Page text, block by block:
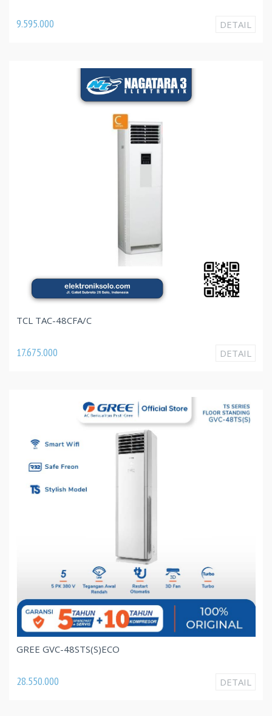
9.595.000 DETAIL
TCL TAC-48CFA/C
17.675.000 DETAIL
GREE GVC-48STS(S)ECO
28.550.000 DETAIL